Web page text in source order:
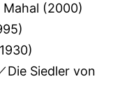
Mahal (2000)
Die Siedler von